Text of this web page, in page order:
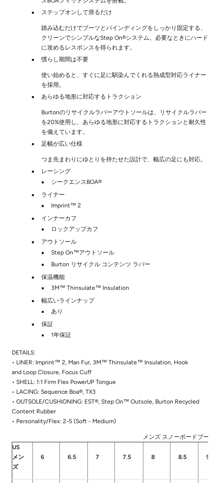
ステップオンして滑るだけ
踏み込むだけでブーツとバインディングをしっかり固定する、
クリーンでシンプルなStep On®システム。必要なときにハード
に攻めるレスポンスを得られます。
慣らし期間は不要
使い始めると、すぐに足に馴染んでくれる熱成型対応ライナー
を採用。
あらゆる地形に対応するトラクション
Burtonのリサイクルラバーアウトソールは、リサイクルラバー
を20%使用し、あらゆる地形に対応するトラクションと耐久性
を備えています。
足幅が広い仕様
つま先まわりにゆとりを持たせた設計で、幅広の足にも対応。
レーシング
シークエンスBOA®
ライナー
Imprint™ 2
インナーカフ
ロックアップカフ
アウトソール
Step On™アウトソール
Burton リサイクル コンテンツ ラバー
保温機能
3M™ Thinsulate™ Insulation
幅広いラインナップ
あり
保証
1年保証
DETAILS:
• LINER: Imprint™ 2, Man Fur, 3M™ Thinsulate™ Insulation, Hook
and Loop Closure, Focus Cuff
• SHELL: 1:1 Firm Flex PowerUP Tongue
• LACING: Sequence Boa®, TX3
• OUTSOLE/CUSHIONING: EST®, Step On™ Outsole, Burton Recycled
Content Rubber
• Personality/Flex: 2-5 (Soft - Medium)
メンズ スノーボードブーツ
US
メン
ズ
6 6.5 7 7.5 8 8.5 9